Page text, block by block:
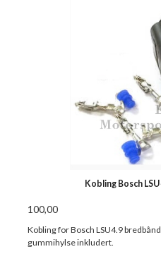
Kobling Bosch
100,00
Kobling for Bosch LSU4.9
gummihylse inkludert.